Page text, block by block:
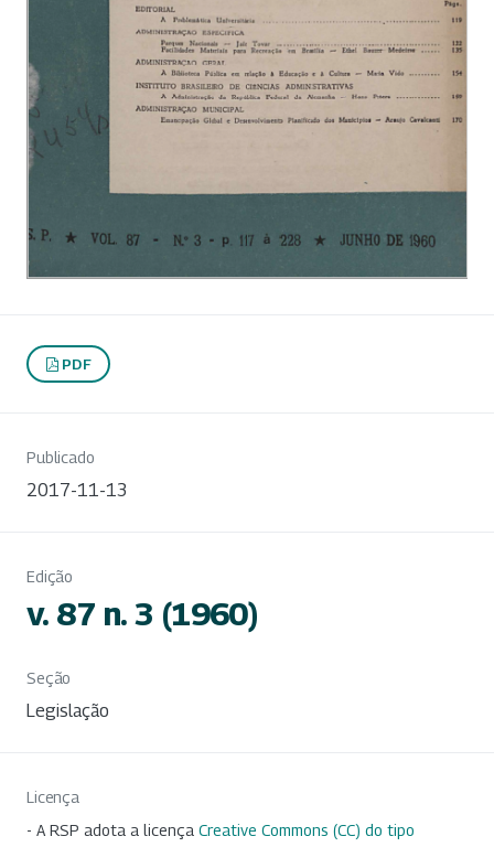
PDF
Publicado
2017-11-13
Edição
v. 87 n. 3 (1960)
Seção
Legislação
Licença
- A RSP adota a licença Creative Commons (CC) do tipo